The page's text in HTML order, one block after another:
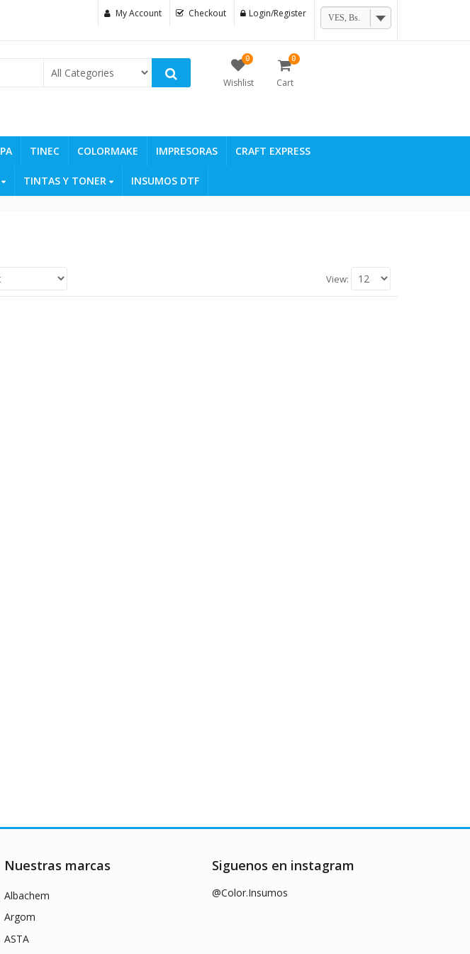
My Account Checkout Login/Register VES, Bs.
0
Wishlist
0
Cart
TINEC COLORMAKE IMPRESORAS CRAFT EXPRESS
TINTAS Y TONER INSUMOS DTF
View:
Nuestras marcas
Albachem
Argom
ASTA
Siguenos en instagram
@Color.Insumos